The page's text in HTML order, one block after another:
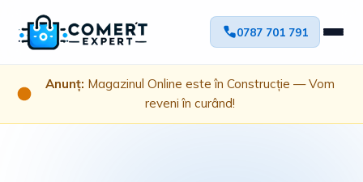
0787 701 791
Anunț: Magazinul Online este în Construcție — Vom
reveni în curând!